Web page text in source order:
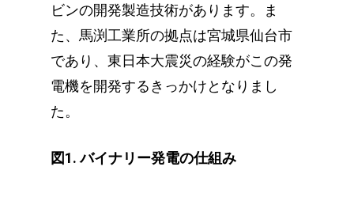
ビンの開発製造技術があります。ま
た、馬渕工業所の拠点は宮城県仙台市
であり、東日本大震災の経験がこの発
電機を開発するきっかけとなりまし
た。
図1. バイナリー発電の仕組み